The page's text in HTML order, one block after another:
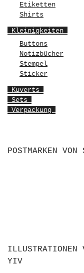
Etiketten
Shirts
Kleinigkeiten
Buttons
Notizbücher
Stempel
Sticker
Kuverts
Sets
Verpackung
POSTMARKEN VON
ILLUSTRATIONEN
YIV